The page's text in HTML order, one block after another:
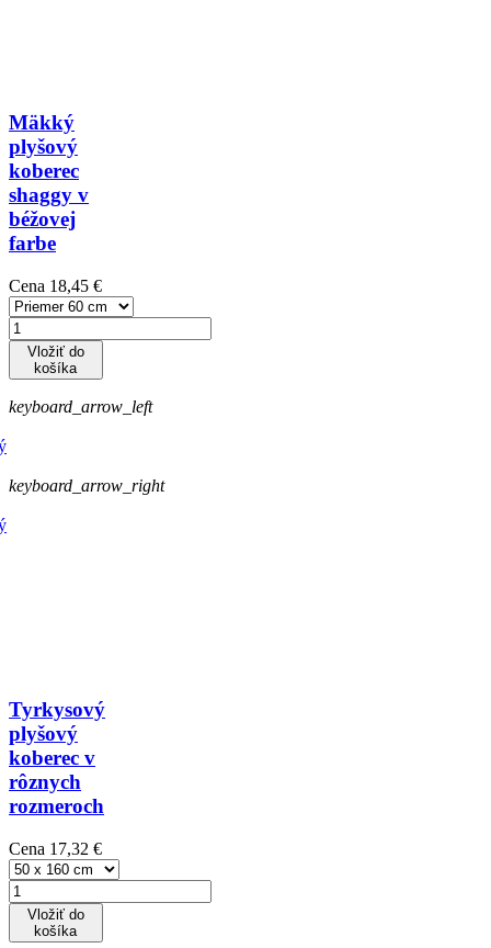
Mäkký
plyšový
koberec
shaggy v
béžovej
farbe
Cena 18,45 €
Vložiť do
košíka
keyboard_arrow_left
keyboard_arrow_right
Tyrkysový
plyšový
koberec v
rôznych
rozmeroch
Cena 17,32 €
Vložiť do
košíka